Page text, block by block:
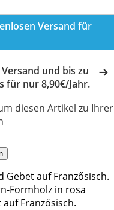
Versand für
Versand und bis zu
für nur 8,90€/Jahr.
diesen Artikel zu Ihrer
Gebet auf Franzősisch.
Formholz in rosa
Franzősisch.